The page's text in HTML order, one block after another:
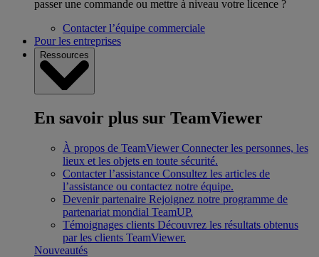
passer une commande ou mettre à niveau votre licence ?
Contacter l’équipe commerciale
Pour les entreprises
Ressources
En savoir plus sur TeamViewer
À propos de TeamViewer Connecter les personnes, les
lieux et les objets en toute sécurité.
Contacter l’assistance Consultez les articles de
l’assistance ou contactez notre équipe.
Devenir partenaire Rejoignez notre programme de
partenariat mondial TeamUP.
Témoignages clients Découvrez les résultats obtenus
par les clients TeamViewer.
Nouveautés